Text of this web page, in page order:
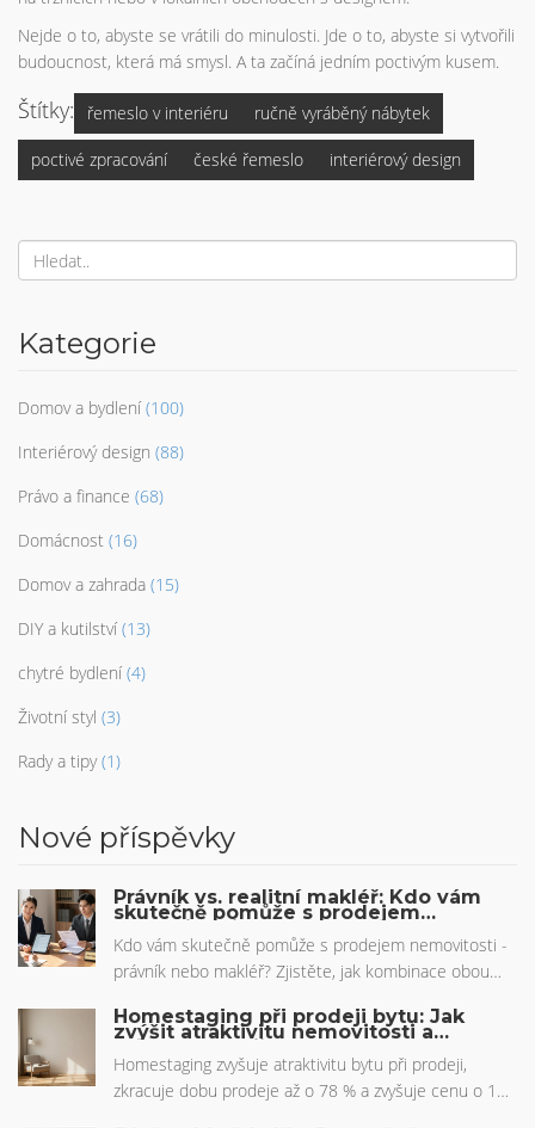
Nejde o to, abyste se vrátili do minulosti. Jde o to, abyste si vytvořili
budoucnost, která má smysl. A ta začíná jedním poctivým kusem.
Štítky: řemeslo v interiéru ručně vyráběný nábytek
poctivé zpracování české řemeslo interiérový design
Kategorie
Domov a bydlení (100)
Interiérový design (88)
Právo a finance (68)
Domácnost (16)
Domov a zahrada (15)
DIY a kutilství (13)
chytré bydlení (4)
Životní styl (3)
Rady a tipy (1)
Nové příspěvky
Právník vs. realitní makléř: Kdo vám
skutečně pomůže s prodejem
Kdo vám skutečně pomůže s prodejem nemovitosti -
právník nebo makléř? Zjistěte, jak kombinace obou
Provize, úschova a exkluzivní prodej vysvětleny
Homestaging při prodeji bytu: Jak
zvýšit atraktivitu nemovitosti a
Homestaging zvyšuje atraktivitu bytu při prodeji,
zkracuje dobu prodeje až o 78 % a zvyšuje cenu o 10-